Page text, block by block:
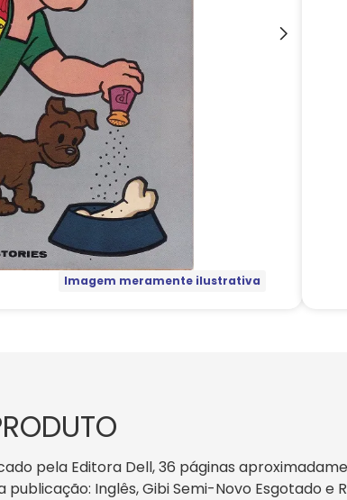
Imagem meramente ilustrativa
pela Editora Dell, 36 páginas
publicação: Inglês, Gibi Semi-Novo Esgotado e